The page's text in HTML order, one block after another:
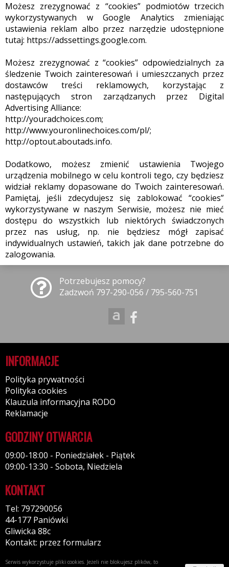
Możesz zrezygnować z “cookies” podmiotów trzecich
wykorzystywanych w Google Analytics zmieniając
ustawienia reklam albo przez narzędzie udostępnione
tutaj: https://adssettings.google.com.
Możesz zrezygnować z “cookies” odpowiedzialnych za
śledzenie Twoich zainteresowań i umieszczanych przez
dostawców treści reklamowych, korzystając z
następujących stron zarządzanych przez Digital
Advertising Alliance:
http://youradchoices.com;
http://www.youronlinechoices.com/pl/;
http://optout.aboutads.info.
Dodatkowo, możesz zmienić ustawienia Twojego
urządzenia mobilnego w celu kontroli tego, czy będziesz
widział reklamy dopasowane do Twoich zainteresowań.
Pamiętaj, jeśli zdecydujesz się zablokować “cookies”
wykorzystywane w naszym Serwisie, możesz nie mieć
dostępu do wszystkich lub niektórych świadczonych
przez nas usług, np. nie będziesz mógł zapisać
indywidualnych ustawień, takich jak dane potrzebne do
zalogowania.
Potrzebujesz pomocy?
Zadzwoń 797-290-056 / 795-560-751
INFORMACJE
Polityka prywatności
Polityka cookies
Klauzula informacyjna RODO
Reklamacje
GODZINY OTWARCIA
09:00-18:00 - Poniedziałek - Piątek
09:00-13:30 - Sobota, Niedziela
KONTAKT
Tel: 797290056
44-177 Paniówki
Gliwicka 88c
Kontakt: przez formularz
Serwis wykorzystuje pliki cookies. Jeżeli nie blokujesz plików, to